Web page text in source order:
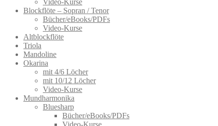
Video-Kurse
Blockflöte – Sopran / Tenor
Bücher/eBooks/PDFs
Video-Kurse
Altblockflöte
Triola
Mandoline
Okarina
mit 4/6 Löcher
mit 10/12 Löcher
Video-Kurse
Mundharmonika
Bluesharp
Bücher/eBooks/PDFs
Video-Kurse